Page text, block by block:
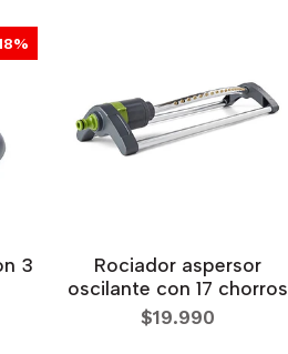
3
Rociador aspersor
oscilante con 17 chorros
$19.990